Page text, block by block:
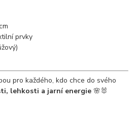
prvky
pro každého, kdo chce do svého
lehkosti a jarní energie 🌸🐰